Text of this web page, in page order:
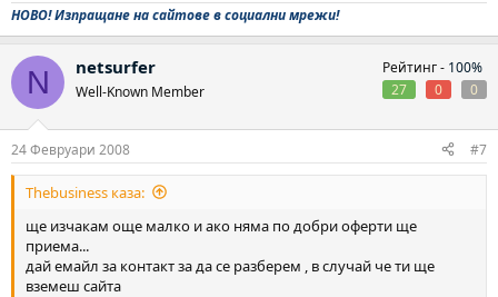
НОВО! Изпращане на сайтове в социални мрежи!
N netsurfer
Well-Known Member
Рейтинг - 100%
27
0 0
24 Февруари 2008 #7
Thebusiness каза:
ще изчакам още малко и ако няма по добри оферти ще
приема...
дай емайл за контакт за да се разберем , в случай че ти ще
вземеш сайта